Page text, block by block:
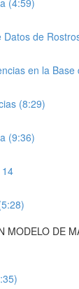
de
en la
(8:29)
(9:36)
MODELO DE